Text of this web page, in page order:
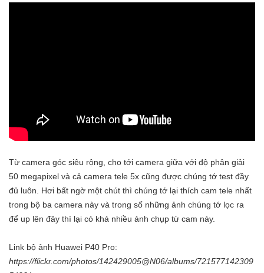
Từ camera góc siêu rộng, cho tới camera giữa với độ phân giải
50 megapixel và cả camera tele 5x cũng được chúng tớ test đầy
đủ luôn. Hơi bất ngờ một chút thì chúng tớ lại thích cam tele nhất
trong bộ ba camera này và trong số những ảnh chúng tớ lọc ra
để up lên đây thì lại có khá nhiều ảnh chụp từ cam này.
Link bộ ảnh Huawei P40 Pro:
https://flickr.com/photos/142429005@N06/albums/721577142309